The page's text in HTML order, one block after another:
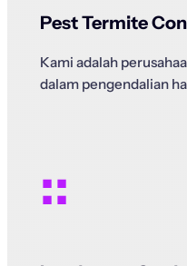
Pest Termite
Kami adalah
dalam pengendalian
::